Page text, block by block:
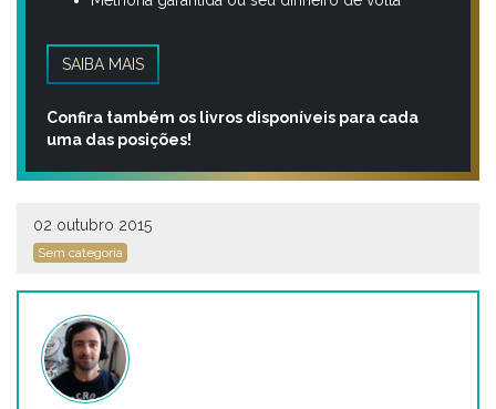
SAIBA MAIS
Confira também os livros disponíveis para cada
uma das posições!
02 outubro 2015
Sem categoria